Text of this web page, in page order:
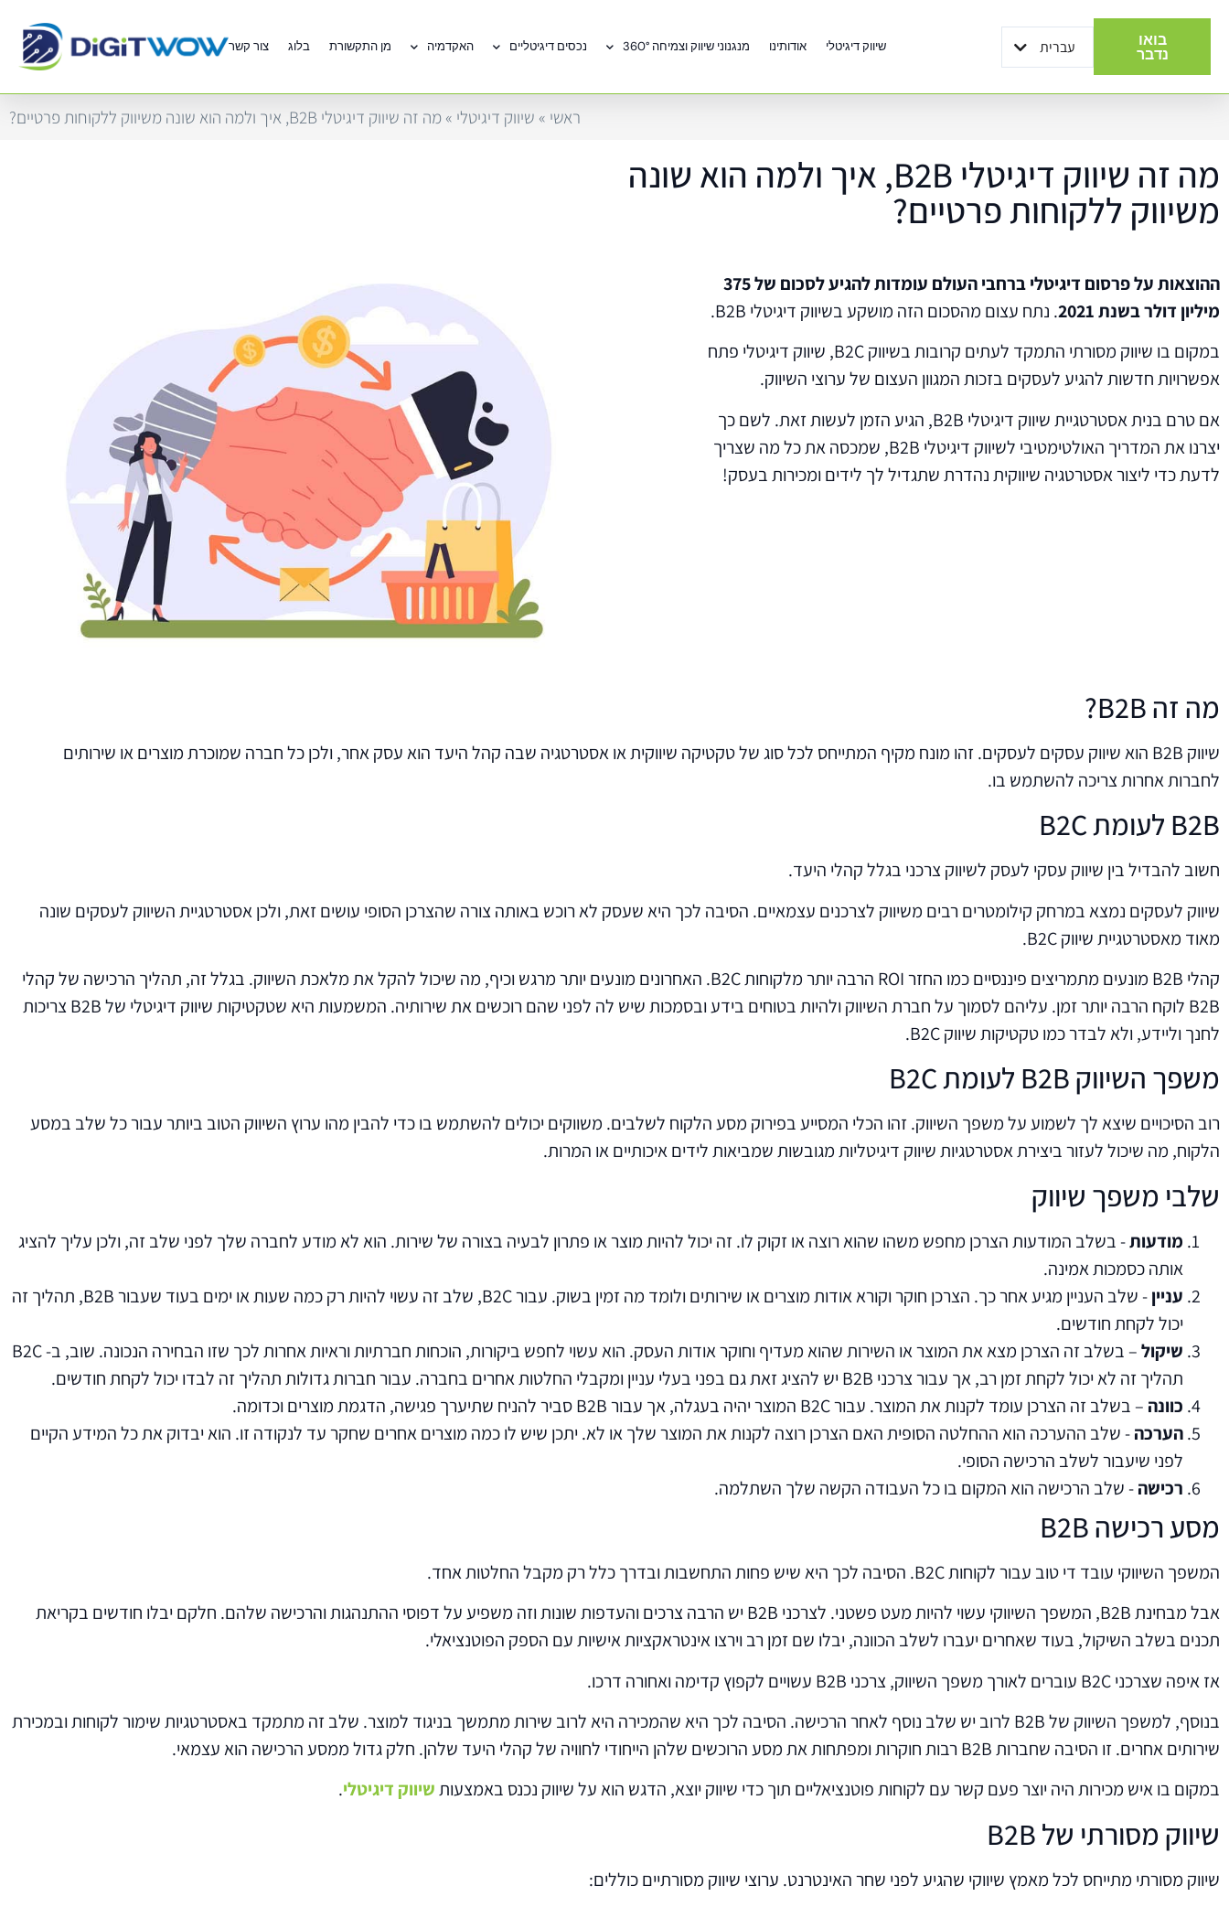
שיווק דיגיטלי אודותינו מנגנוני שיווק וצמיחה 360° נכסים דיגיטליים האקדמיה מן התקשורת בלוג צור קשר עברית
English
בואו
נדבר
ראשי » שיווק דיגיטלי » מה זה שיווק דיגיטלי B2B, איך ולמה הוא שונה משיווק ללקוחות פרטיים?
מה זה שיווק דיגיטלי B2B, איך ולמה הוא שונה
משיווק ללקוחות פרטיים?
ההוצאות על פרסום דיגיטלי ברחבי העולם עומדות להגיע לסכום של 375
מיליון דולר בשנת 2021
. נתח עצום מהסכום הזה מושקע בשיווק דיגיטלי B2B.
במקום בו שיווק מסורתי התמקד לעתים קרובות בשיווק B2C, שיווק דיגיטלי פתח
אפשרויות חדשות להגיע לעסקים בזכות המגוון העצום של ערוצי השיווק.
אם טרם בנית אסטרטגיית שיווק דיגיטלי B2B, הגיע הזמן לעשות זאת. לשם כך
יצרנו את המדריך האולטימטיבי לשיווק דיגיטלי B2B, שמכסה את כל מה שצריך
לדעת כדי ליצור אסטרטגיה שיווקית נהדרת שתגדיל לך לידים ומכירות בעסק!
מה זה B2B?
שיווק B2B הוא שיווק עסקים לעסקים. זהו מונח מקיף המתייחס לכל סוג של טקטיקה שיווקית או אסטרטגיה שבה קהל היעד הוא עסק אחר, ולכן כל חברה שמוכרת מוצרים או שירותים
לחברות אחרות צריכה להשתמש בו.
B2B לעומת B2C
חשוב להבדיל בין שיווק עסקי לעסק לשיווק צרכני בגלל קהלי היעד.
שיווק לעסקים נמצא במרחק קילומטרים רבים משיווק לצרכנים עצמאיים. הסיבה לכך היא שעסק לא רוכש באותה צורה שהצרכן הסופי עושים זאת, ולכן אסטרטגיית השיווק לעסקים שונה
מאוד מאסטרטגיית שיווק B2C.
קהלי B2B מונעים מתמריצים פיננסיים כמו החזר ROI הרבה יותר מלקוחות B2C. האחרונים מונעים יותר מרגש וכיף, מה שיכול להקל את מלאכת השיווק. בגלל זה, תהליך הרכישה של קהלי
B2B לוקח הרבה יותר זמן. עליהם לסמוך על חברת השיווק ולהיות בטוחים בידע ובסמכות שיש לה לפני שהם רוכשים את שירותיה. המשמעות היא שטקטיקות שיווק דיגיטלי של B2B צריכות
לחנך וליידע, ולא לבדר כמו טקטיקות שיווק B2C.
משפך השיווק B2B לעומת B2C
רוב הסיכויים שיצא לך לשמוע על משפך השיווק. זהו הכלי המסייע בפירוק מסע הלקוח לשלבים. משווקים יכולים להשתמש בו כדי להבין מהו ערוץ השיווק הטוב ביותר עבור כל שלב במסע
הלקוח, מה שיכול לעזור ביצירת אסטרטגיות שיווק דיגיטליות מגובשות שמביאות לידים איכותיים או המרות.
שלבי משפך שיווק
מודעות- בשלב המודעות הצרכן מחפש משהו שהוא רוצה או זקוק לו. זה יכול להיות מוצר או פתרון לבעיה בצורה של שירות. הוא לא מודע לחברה שלך לפני שלב זה, ולכן עליך להציג
אותה כסמכות אמינה.
עניין
- שלב העניין מגיע אחר כך. הצרכן חוקר וקורא אודות מוצרים או שירותים ולומד מה זמין בשוק. עבור B2C, שלב זה עשוי להיות רק כמה שעות או ימים בעוד שעבור B2B, תהליך זה
יכול לקחת חודשים.
שיקול
– בשלב זה הצרכן מצא את המוצר או השירות שהוא מעדיף וחוקר אודות העסק. הוא עשוי לחפש ביקורות, הוכחות חברתיות וראיות אחרות לכך שזו הבחירה הנכונה. שוב, ב- B2C
תהליך זה לא יכול לקחת זמן רב, אך עבור צרכני B2B יש להציג זאת גם בפני בעלי עניין ומקבלי החלטות אחרים בחברה. עבור חברות גדולות תהליך זה לבדו יכול לקחת חודשים.
כוונה – בשלב זה הצרכן עומד לקנות את המוצר. עבור B2C המוצר יהיה בעגלה, אך עבור B2B סביר להניח שתיערך פגישה, הדגמת מוצרים וכדומה.
הערכה- שלב ההערכה הוא ההחלטה הסופית האם הצרכן רוצה לקנות את המוצר שלך או לא. יתכן שיש לו כמה מוצרים אחרים שחקר עד לנקודה זו. הוא יבדוק את כל המידע הקיים
לפני שיעבור לשלב הרכישה הסופי.
רכישה- שלב הרכישה הוא המקום בו כל העבודה הקשה שלך השתלמה.
מסע רכישה B2B
המשפך השיווקי עובד די טוב עבור לקוחות B2C. הסיבה לכך היא שיש פחות התחשבות ובדרך כלל רק מקבל החלטות אחד.
אבל מבחינת B2B, המשפך השיווקי עשוי להיות מעט פשטני. לצרכני B2B יש הרבה צרכים והעדפות שונות וזה משפיע על דפוסי ההתנהגות והרכישה שלהם. חלקם יבלו חודשים בקריאת
תכנים בשלב השיקול, בעוד שאחרים יעברו לשלב הכוונה, יבלו שם זמן רב וירצו אינטראקציות אישיות עם הספק הפוטנציאלי.
אז איפה שצרכני B2C עוברים לאורך משפך השיווק, צרכני B2B עשויים לקפוץ קדימה ואחורה דרכו.
בנוסף, למשפך השיווק של B2B לרוב יש שלב נוסף לאחר הרכישה. הסיבה לכך היא שהמכירה היא לרוב שירות מתמשך בניגוד למוצר. שלב זה מתמקד באסטרטגיות שימור לקוחות ובמכירת
שירותים אחרים. זו הסיבה שחברות B2B רבות חוקרות ומפתחות את מסע הרוכשים שלהן הייחודי לחוויה של קהלי היעד שלהן. חלק גדול ממסע הרכישה הוא עצמאי.
במקום בו איש מכירות היה יוצר פעם קשר עם לקוחות פוטנציאליים תוך כדי שיווק יוצא, הדגש הוא על שיווק נכנס באמצעותשיווק דיגיטלי.
שיווק מסורתי של B2B
שיווק מסורתי מתייחס לכל מאמץ שיווקי שהגיע לפני שחר האינטרנט. ערוצי שיווק מסורתיים כוללים: